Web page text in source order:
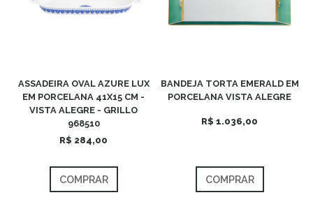
ASSADEIRA OVAL AZURE LUX
EM PORCELANA 41X15 CM -
VISTA ALEGRE - GRILLO
968510
R$ 284,00
COMPRAR
BANDEJA TORTA EMERALD EM
PORCELANA VISTA ALEGRE
R$ 1.036,00
COMPRAR